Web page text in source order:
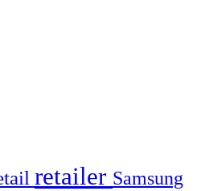
retailer Samsung